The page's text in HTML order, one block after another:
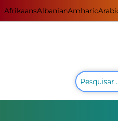
AfrikaansAlbanianAmharic